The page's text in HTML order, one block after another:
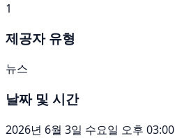
1
제공자 유형
뉴스
날짜 및 시간
2026년 6월 3일 수요일 오후 03:00